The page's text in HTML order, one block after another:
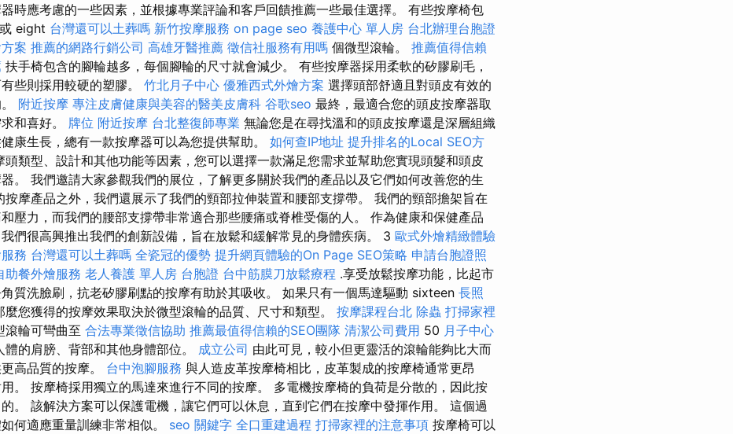
時應考慮的一些因素，並根據專業評論和客戶回饋推薦一些最佳選擇。 有些按摩椅包
eight 台灣還可以土葬嗎 新竹按摩服務 on page seo 養護中心 單人房 台北辦理台胞證
案 推薦的網路行銷公司 高雄牙醫推薦 徵信社服務有用嗎 個微型滾輪。 推薦值得信賴
扶手椅包含的腳輪越多，每個腳輪的尺寸就會減少。 有些按摩器採用柔軟的矽膠刷毛，
些則採用較硬的塑膠。 竹北月子中心 優雅西式外燴方案 選擇頭部舒適且對頭皮有效的
附近按摩 專注皮膚健康與美容的醫美皮膚科 谷歌seo 最終，最適合您的頭皮按摩器取
和喜好。 牌位 附近按摩 台北整復師專業 無論您是在尋找溫和的頭皮按摩還是深層組織
康生長，總有一款按摩器可以為您提供幫助。 如何查IP地址 提升排名的Local SEO方
頭類型、設計和其他功能等因素，您可以選擇一款滿足您需求並幫助您實現頭髮和頭皮
。 我們邀請大家參觀我們的展位，了解更多關於我們的產品以及它們如何改善您的生
按摩產品之外，我們還展示了我們的頸部拉伸裝置和腰部支撐帶。 我們的頸部擔架旨在
壓力，而我們的腰部支撐帶非常適合那些腰痛或脊椎受傷的人。 作為健康和保健產品
們很高興推出我們的創新設備，旨在放鬆和緩解常見的身體疾病。 3 歐式外燴精緻體驗
務 台灣還可以土葬嗎 全瓷冠的優勢 提升網頁體驗的On Page SEO策略 申請台胞證照
助餐外燴服務 老人養護 單人房 台胞證 台中筋膜刀放鬆療程 .享受放鬆按摩功能，比起市
質洗臉刷，抗老矽膠刷點的按摩有助於其吸收。 如果只有一個馬達驅動 sixteen 長照
麼您獲得的按摩效果取決於微型滾輪的品質、尺寸和類型。 按摩課程台北 除蟲 打掃家裡
滾輪可彎曲至 合法專業徵信協助 推薦最值得信賴的SEO團隊 清潔公司費用 50 月子中心
體的肩膀、背部和其他身體部位。 成立公司 由此可見，較小但更靈活的滾輪能夠比大而
高品質的按摩。 台中泡腳服務 與人造皮革按摩椅相比，皮革製成的按摩椅通常更昂
。 按摩椅採用獨立的馬達來進行不同的按摩。 多電機按摩椅的負荷是分散的，因此按
。 該解決方案可以保護電機，讓它們可以休息，直到它們在按摩中發揮作用。 這個過
何適應重量訓練非常相似。 seo 關鍵字 全口重建過程 打掃家裡的注意事項 按摩椅可以